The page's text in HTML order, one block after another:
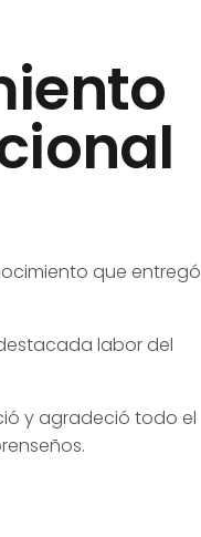
que entregó
labor del
y agradeció todo el